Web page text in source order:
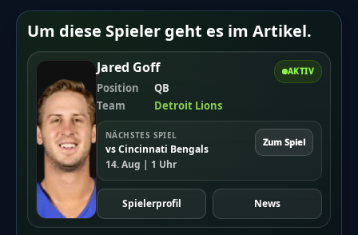
nicht m\u00f6glich","not-allowed-by-
block":"Abstimmen nicht m\u00f6glich","not-
allowed-by-limit":"Abstimmen nicht
m\u00f6glich","thank-you":"TOUCHDOWN!!!
Vielen Dank f\u00fcr deine Teilnahme!","too-
many-chars-for-custom-field":"Text for
{custom_field_name} is too long"},"results":
{"single-vote":"Stimme","multiple-
votes":"Stimmen","single-
answer":"Antwort","multiple-
Um diese Spieler geht es im Artikel.
AKTIV
Jared Goff
Position
QB
Team
Detroit Lions
NÄCHSTES SPIEL
vs Cincinnati Bengals
14. Aug | 1 Uhr
Zum Spiel
Spielerprofil News